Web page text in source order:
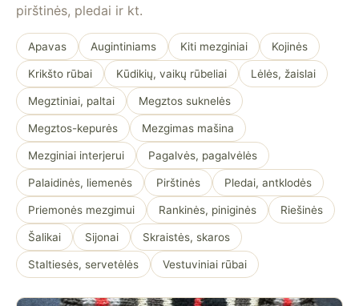
pirštinės, pledai ir kt.
Apavas Augintiniams Kiti mezginiai Kojinės
Krikšto rūbai Kūdikių, vaikų rūbeliai Lėlės, žaislai
Megztiniai, paltai Megztos suknelės
Megztos-kepurės Mezgimas mašina
Mezginiai interjerui Pagalvės, pagalvėlės
Palaidinės, liemenės Pirštinės Pledai, antklodės
Priemonės mezgimui Rankinės, piniginės Riešinės
Šalikai Sijonai Skraistės, skaros
Staltiesės, servetėlės Vestuviniai rūbai